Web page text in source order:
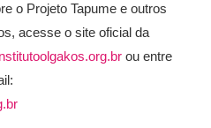
o Projeto Tapume e outros
acesse o site oficial da
ou entre